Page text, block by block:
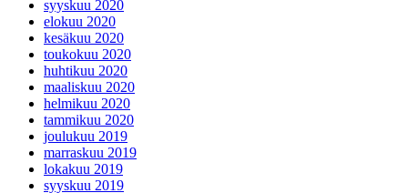
syyskuu 2020
elokuu 2020
kesäkuu 2020
toukokuu 2020
huhtikuu 2020
maaliskuu 2020
helmikuu 2020
tammikuu 2020
joulukuu 2019
marraskuu 2019
lokakuu 2019
syyskuu 2019